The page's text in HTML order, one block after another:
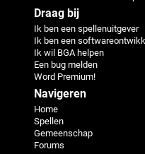
Draag bij
Ik ben een spellenuitgever
Ik ben een
Ik wil BGA helpen
Een bug melden
Word Premium!
Navigeren
Home
Spellen
Gemeenschap
Forums